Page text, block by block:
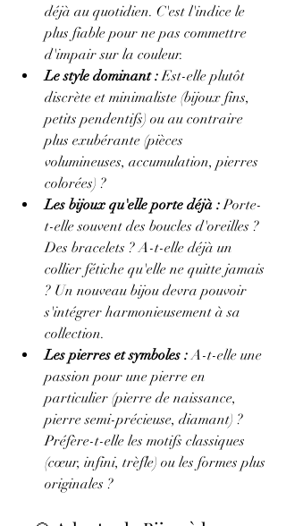
déjà au quotidien. C'est l'indice le
plus fiable pour ne pas commettre
d'impair sur la couleur.
Le style dominant : Est-elle plutôt
discrète et minimaliste (bijoux fins,
petits pendentifs) ou au contraire
plus exubérante (pièces
volumineuses, accumulation, pierres
colorées) ?
Les bijoux qu'elle porte déjà : Porte-
t-elle souvent des boucles d'oreilles ?
Des bracelets ? A-t-elle déjà un
collier fétiche qu'elle ne quitte jamais
? Un nouveau bijou devra pouvoir
s'intégrer harmonieusement à sa
collection.
Les pierres et symboles : A-t-elle une
passion pour une pierre en
particulier (pierre de naissance,
pierre semi-précieuse, diamant) ?
Préfère-t-elle les motifs classiques
(cœur, infini, trèfle) ou les formes plus
originales ?